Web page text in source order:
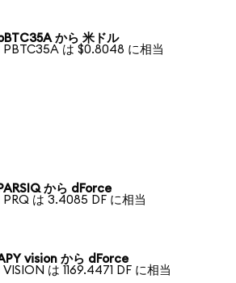
から 米ドル
PBTC35A は $0.8048 に相当
PARSIQ から dForce
PRQ は 3.4085 DF に相当
vision から dForce
VISION は 1169.4471 DF に相当